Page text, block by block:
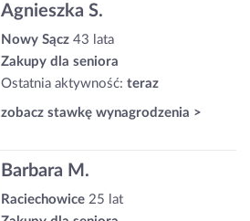
Agnieszka S.
Nowy Sącz 43 lata
Zakupy dla seniora
Ostatnia aktywność: teraz
zobacz stawkę wynagrodzenia >
Barbara M.
Raciechowice 25 lat